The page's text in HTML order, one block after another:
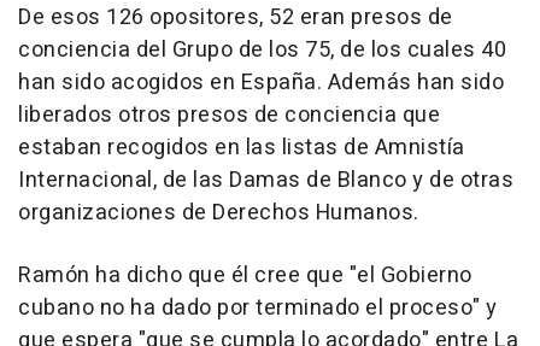
De esos 126 opositores, 52 eran presos de
conciencia del Grupo de los 75, de los cuales 40
han sido acogidos en España. Además han sido
liberados otros presos de conciencia que
estaban recogidos en las listas de Amnistía
Internacional, de las Damas de Blanco y de otras
organizaciones de Derechos Humanos.
Ramón ha dicho que él cree que "el Gobierno
cubano no ha dado por terminado el proceso" y